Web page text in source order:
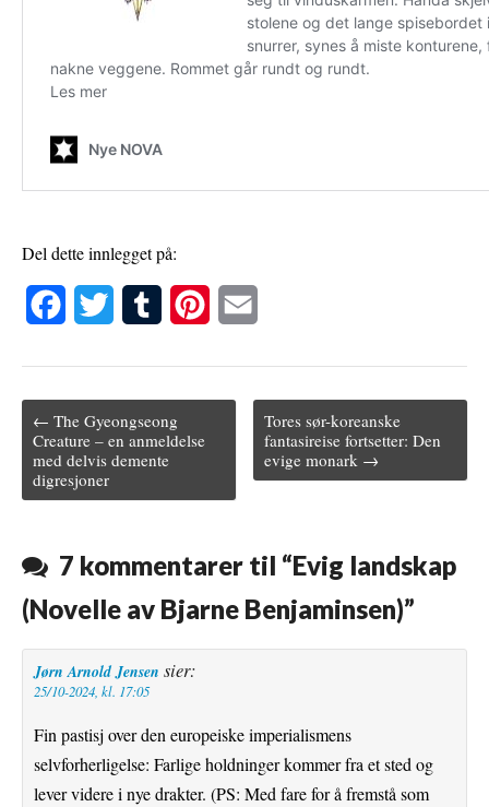
Del dette innlegget på:
e
b
o
k
t
t
e
b
l
r
r
s
t
Post navigation
← The Gyeongseong
Creature – en anmeldelse
med delvis demente
digresjoner
Tores sør-koreanske
fantasireise fortsetter: Den
evige monark →
7 kommentarer til “Evig landskap
(Novelle av Bjarne Benjaminsen)”
Jørn Arnold Jensen sier:
25/10-2024, kl. 17:05
Fin pastisj over den europeiske imperialismens
selvforherligelse: Farlige holdninger kommer fra et sted og
lever videre i nye drakter. (PS: Med fare for å fremstå som